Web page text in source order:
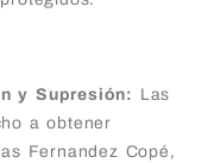
y Supresión: Las
a obtener
Fernandez Copé,